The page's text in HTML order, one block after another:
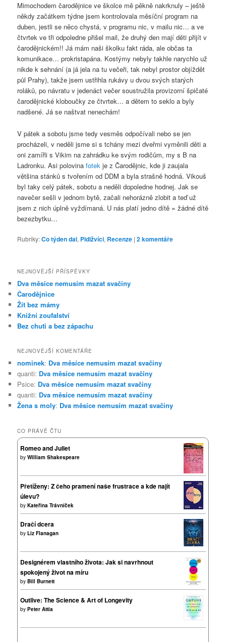
Mimochodem čarodějnice ve školce mě pěkně nakrknuly – ještě
někdy začátkem týdne jsem kontrolovala měsíční program na
duben, jestli se něco chystá, v programu nic, v mailu nic… a ve
čtvrtek ve tři odpoledne přišel mail, že druhý den mají děti přijít v
čarodějnickém!! Já mám naši školku fakt ráda, ale občas ta
komunikace… prokristapána. Kostýmy nebyly takhle narychlo už
nikde k sehnání (a já jela na tu večeři, tak nebyl prostor objíždět
půl Prahy), takže jsem ustřihla rukávy u dvou svých starých
roláků, po návratu v jedenáct večer soustružila provizorní špičaté
čarodějnické kloboučky ze čtvrtek… a dětem to seklo a byly
nadšené. Já se naštvat nenechám!
V pátek a sobotu jsme tedy vesměs odpočívali nebo se jen
procházeli, v neděli jsme si s tchány mezi dveřmi vyměnili děti a
oni zamířli s Vikim na zahrádku ke svým rodičům, my s B na
Ladronku. Asi polovinafotek je z Čarodějnic, kde ji zaujala
většina stánků s tvořením od DDM a byla strašně hodná. Vikouš
byl taky celý pátek, sobotu a neděli dopoledne hodnej. Jak se
navečer sešli v jednom bytě, začali nehorázně zlobit a teď už
jsem z nich úplně vyždímaná. U nás platí jedno dítě = žádné dítě
bezezbytku…
Rubriky:Co týden dal, Pidižvíci, Recenze |2komentáře
NEJNOVĚJŠÍ PŘÍSPĚVKY
Dva měsíce nemusím mazat svačiny
Čarodějnice
Žít bez mámy
Knižní zoufalství
Bez chuti a bez zápachu
NEJNOVĚJŠÍ KOMENTÁŘE
nominek: Dva měsíce nemusím mazat svačiny
quanti: Dva měsíce nemusím mazat svačiny
Psice: Dva měsíce nemusím mazat svačiny
quanti: Dva měsíce nemusím mazat svačiny
Žena s moly: Dva měsíce nemusím mazat svačiny
CO PRÁVĚ ČTU
Romeo and Juliet
byWilliam Shakespeare
Přetíženy: Z čeho pramení naše frustrace a kde najít
úlevu?
byKateřina Trávníček
Dračí dcera
byLiz Flanagan
Designérem vlastního života: Jak si navrhnout
spokojený život na míru
byBill Burnett
Outlive: The Science & Art of Longevity
byPeter Attia